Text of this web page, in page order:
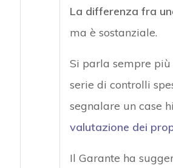
La differenza fra
ma è sostanziale.
Si parla sempre più
serie di controlli
segnalare un case
valutazione dei
Il Garante ha